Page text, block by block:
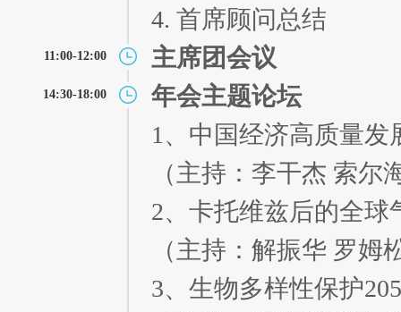
4. 首席顾问总结
11:00-12:00 主席团会议
14:30-18:00
年会主题论坛
1、中国经济高质量发
（主持：李干杰 索尔
2、卡托维兹后的全
（主持：解振华 罗姆
3、生物多样性保护